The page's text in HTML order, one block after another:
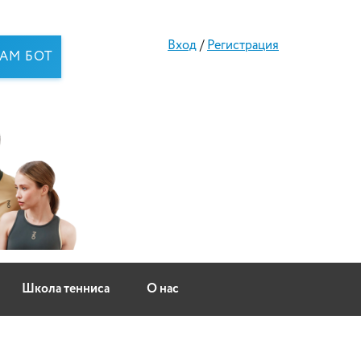
БОТ
Вход/Регистрация
Школа тенниса О нас